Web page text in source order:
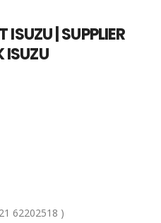
ISUZU | SUPPLIER
ISUZU
62202518 )